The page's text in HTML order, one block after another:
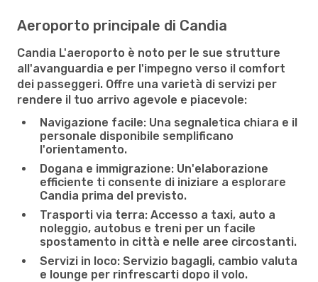
Aeroporto principale di Candia
Candia L'aeroporto è noto per le sue strutture
all'avanguardia e per l'impegno verso il comfort
dei passeggeri. Offre una varietà di servizi per
rendere il tuo arrivo agevole e piacevole:
Navigazione facile: Una segnaletica chiara e il
personale disponibile semplificano
l'orientamento.
Dogana e immigrazione: Un'elaborazione
efficiente ti consente di iniziare a esplorare
Candia prima del previsto.
Trasporti via terra: Accesso a taxi, auto a
noleggio, autobus e treni per un facile
spostamento in città e nelle aree circostanti.
Servizi in loco: Servizio bagagli, cambio valuta
e lounge per rinfrescarti dopo il volo.